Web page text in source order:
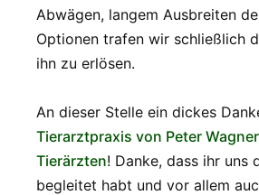
Abwägen, langem Ausbreiten
Optionen trafen wir schließlich
ihn zu erlösen.
An dieser Stelle ein dickes
Tierarztpraxis von Peter
Tierärzten! Danke, dass ihr uns
begleitet habt und vor allem